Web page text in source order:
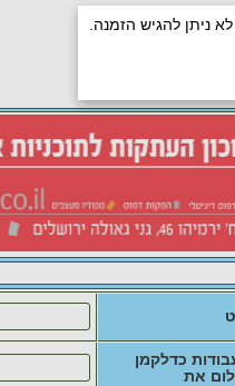
בע"מ"
כדלקמן
את